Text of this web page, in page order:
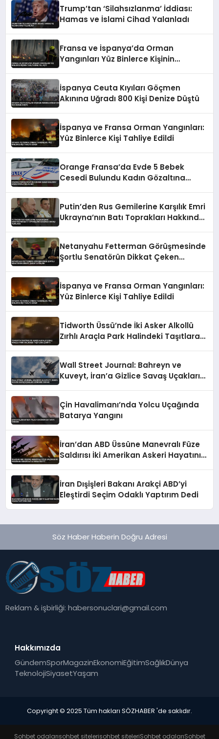
Trump’tan ‘Silahsızlanma’ İddiası:
Hamas ve İslami Cihad Yalanladı
Fransa ve İspanya’da Orman
Yangınları Yüz Binlerce Kişinin
İspanya Ceuta Kıyıları Göçmen
Akınına Uğradı 800 Kişi Denize Düştü
İspanya ve Fransa Orman Yangınları:
Yüz Binlerce Kişi Tahliye Edildi
Orange Fransa’da Evde 5 Bebek
Cesedi Bulundu Kadın Gözaltına
Putin’den Rus Gemilerine Karşılık Emri
Ukrayna’nın Batı Toprakları Hakkında
Netanyahu Fetterman Görüşmesinde
Şortlu Senatörün Dikkat Çeken
İspanya ve Fransa Orman Yangınları:
Yüz Binlerce Kişi Tahliye Edildi
Tidworth Üssü’nde İki Asker Alkollü
Zırhlı Araçla Park Halindeki Taşıtlara
Wall Street Journal: Bahreyn ve
Kuveyt, İran’a Gizlice Savaş Uçakları
Çin Havalimanı’nda Yolcu Uçağında
Batarya Yangını
İran’dan ABD Üssüne Manevralı Füze
Saldırısı İki Amerikan Askeri Hayatını
İran Dışişleri Bakanı Arakçi ABD’yi
Eleştirdi Seçim Odaklı Yaptırım Dedi
Söz Haber Haberin Doğru Adresi
Reklam & işbirliği:habersonuclari@gmail.com
Hakkımızda
GündemSporMagazinEkonomiEğitimSağlıkDünya
TeknolojiSiyasetYaşam
Copyright © 2025 Tüm hakları SÖZHABER 'de saklıdır.
Sohbet odalarısohbet sitelerisohbet siteleriSohbet odalarıSohbet